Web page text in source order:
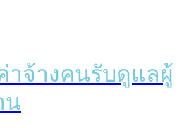
าจ้างคนรับดูแลผู้
น